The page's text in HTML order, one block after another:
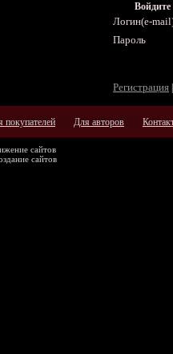
Логин(e-
Пароль
Регистрация
покупателей Для авторов
сайтов
сайтов